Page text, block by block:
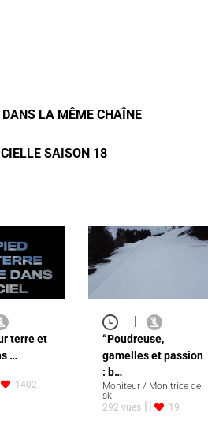
DANS LA MÊME CHAÎNE
SAISON 18
terre et
…
1402
“Poudreuse,
gamelles et passion
: b…
Moniteur / Monitrice de
ski
292 vues
19